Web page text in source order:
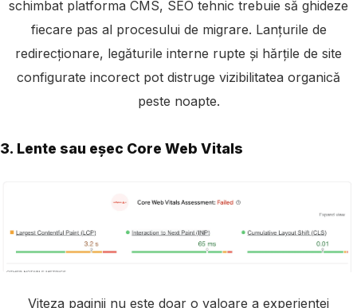
schimbat platforma CMS, SEO tehnic trebuie să ghideze
fiecare pas al procesului de migrare. Lanțurile de
redirecționare, legăturile interne rupte și hărțile de site
configurate incorect pot distruge vizibilitatea organică
peste noapte.
3. Lente sau eșec Core Web Vitals
Viteza paginii nu este doar o valoare a experienței